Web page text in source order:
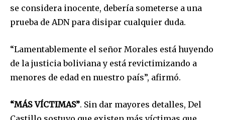
se considera inocente, debería someterse a una
prueba de ADN para disipar cualquier duda.
“Lamentablemente el señor Morales está huyendo
de la justicia boliviana y está revictimizando a
menores de edad en nuestro país”, afirmó.
“MÁS VÍCTIMAS”. Sin dar mayores detalles, Del